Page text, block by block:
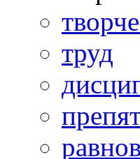
труд